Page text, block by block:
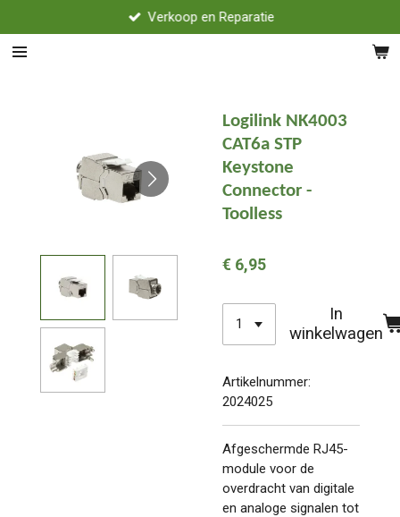
direct
naar
Verkoop en Reparatie
Logilink NK4003
CAT6a STP
Keystone
Connector -
Toolless
€ 6,95
In
winkelwagen
Artikelnummer:
2024025
Afgeschermde RJ45-
module voor de
overdracht van digitale
en analoge signalen tot